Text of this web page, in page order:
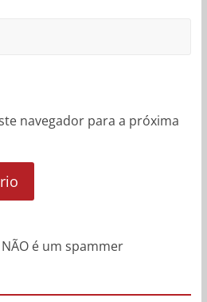
navegador para a próxima
é um spammer